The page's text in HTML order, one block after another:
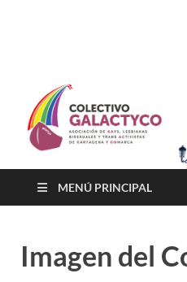
Colectivo
Cartagena Y COmarca
MENÚ PRINCIPAL
Imagen del